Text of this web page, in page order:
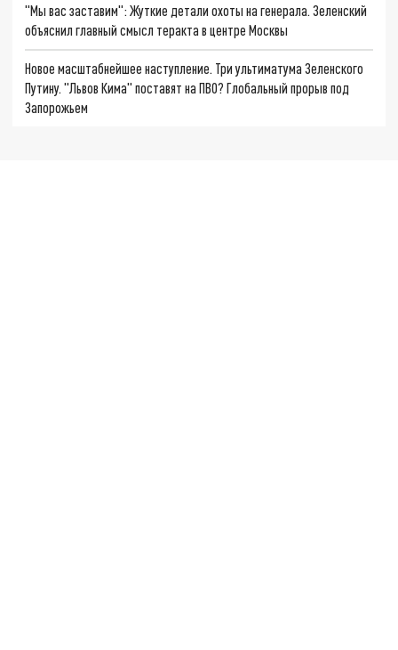
"Мы вас заставим": Жуткие детали охоты на генерала. Зеленский
объяснил главный смысл теракта в центре Москвы
Новое масштабнейшее наступление. Три ультиматума Зеленского
Путину. "Львов Кима" поставят на ПВО? Глобальный прорыв под
Запорожьем